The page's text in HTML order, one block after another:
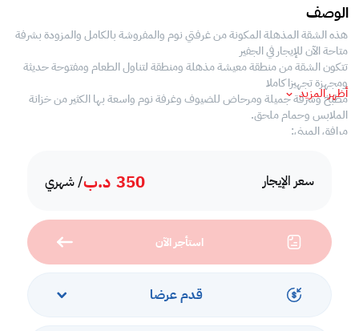
سعر الإيجار 350 د.ب/ شهري
استأجر الآن
قدم عرضا
الوصف
هذه الشقة المذهلة المكونة من غرفتي نوم والمفروشة بالكامل والمزودة بشرفة
متاحة الآن للإيجار في الجفير
تتكون الشقة من منطقة معيشة مذهلة ومنطقة لتناول الطعام ومفتوحة حديثة
ومجهزة تجهيزا كاملا
مطبخ وشرفة جميلة ومرحاض للضيوف وغرفة نوم واسعة بها الكثير من خزانة
الملابس وحمام ملحق.
مرافق المبنى:
- غرف ساونا وبخار
أقرب المعالم:
- نادي النجمة
- طريق الجفير
* يشمل الإيجار رسوم EWA والبلدية
أظهر المزيد